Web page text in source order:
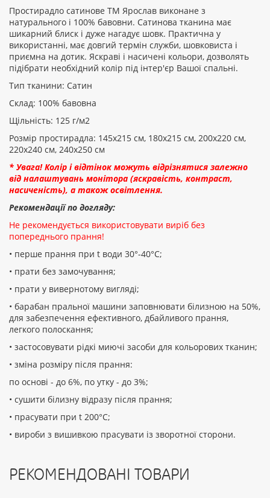
Простирадло сатинове ТМ Ярослав виконане з
натурального і 100% бавовни. Сатинова тканина має
шикарний блиск і дуже нагадує шовк. Практична у
використанні, має довгий термін служби, шовковиста і
приємна на дотик. Яскраві і насичені кольори, дозволять
підібрати необхідний колір під інтер'єр Вашої спальні.
Тип тканини: Сатин
Склад: 100% бавовна
Щільність: 125 г/м2
Розмір простирадла: 145х215 см, 180х215 см, 200х220 см,
220х240 см, 240х250 см
* Увага! Колір і відтінок можуть відрізнятися залежно
від налаштувань монітора (яскравість, контраст,
насиченість), а також освітлення.
Рекомендації по догляду:
Не рекомендується використовувати виріб без
попереднього прання!
• перше прання при t води 30°-40°C;
• прати без замочування;
• прати у вивернотому вигляді;
• барабан пральної машини заповнювати білизною на 50%,
для забезпечення ефективного, дбайливого прання,
легкого полоскання;
• застосовувати рідкі миючі засоби для кольорових тканин;
• зміна розміру після прання:
по основі - до 6%, по утку - до 3%;
• сушити білизну відразу після прання;
• прасувати при t 200°С;
• вироби з вишивкою прасувати із зворотної сторони.
Рейтинг:
ПРОДОВЖИТИ
РЕКОМЕНДОВАНІ ТОВАРИ